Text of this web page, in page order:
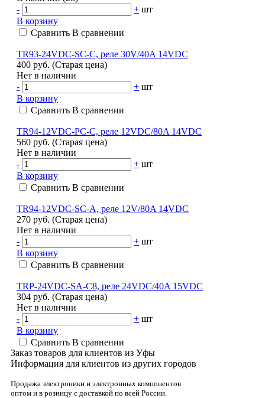
-
+ шт
В корзину
Сравнить В сравнении
TR93-24VDC-SC-C, реле 30V/40A 14VDC
400 руб. (Старая цена)
Нет в наличии
-
+ шт
В корзину
Сравнить В сравнении
TR94-12VDC-PC-C, реле 12VDC/80A 14VDC
560 руб. (Старая цена)
Нет в наличии
-
+ шт
В корзину
Сравнить В сравнении
TR94-12VDC-SC-A, реле 12V/80A 14VDC
270 руб. (Старая цена)
Нет в наличии
-
+ шт
В корзину
Сравнить В сравнении
TRP-24VDC-SA-C8, реле 24VDC/40A 15VDC
304 руб. (Старая цена)
Нет в наличии
-
+ шт
В корзину
Сравнить В сравнении
Заказ товаров для клиентов из Уфы
Информация для клиентов из других городов
Продажа электроники и электронных компонентов
оптом и в розницу с доставкой по всей России.